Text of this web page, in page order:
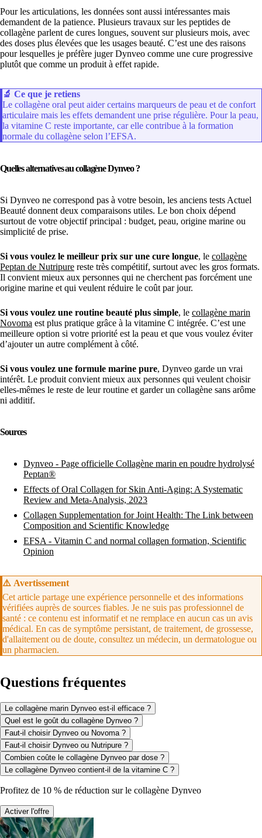
Pour les articulations, les données sont aussi intéressantes mais
demandent de la patience. Plusieurs travaux sur les peptides de
collagène parlent de cures longues, souvent sur plusieurs mois, avec
des doses plus élevées que les usages beauté. C’est une des raisons
pour lesquelles je préfère juger Dynveo comme une cure progressive
plutôt que comme un produit à effet rapide.
🔬 Ce que je retiens
Le collagène oral peut aider certains marqueurs de peau et de confort
articulaire mais les effets demandent une prise régulière. Pour la peau,
la vitamine C reste importante, car elle contribue à la formation
normale du collagène selon l’EFSA.
Quelles alternatives au collagène Dynveo ?
Si Dynveo ne correspond pas à votre besoin, les anciens tests Actuel
Beauté donnent deux comparaisons utiles. Le bon choix dépend
surtout de votre objectif principal : budget, peau, origine marine ou
simplicité de prise.
Si vous voulez le meilleur prix sur une cure longue, le collagène
Peptan de Nutripure reste très compétitif, surtout avec les gros formats.
Il convient mieux aux personnes qui ne cherchent pas forcément une
origine marine et qui veulent réduire le coût par jour.
Si vous voulez une routine beauté plus simple, le collagène marin
Novoma est plus pratique grâce à la vitamine C intégrée. C’est une
meilleure option si votre priorité est la peau et que vous voulez éviter
d’ajouter un autre complément à côté.
Si vous voulez une formule marine pure, Dynveo garde un vrai
intérêt. Le produit convient mieux aux personnes qui veulent choisir
elles-mêmes le reste de leur routine et garder un collagène sans arôme
ni additif.
Sources
Dynveo - Page officielle Collagène marin en poudre hydrolysé
Peptan®
Effects of Oral Collagen for Skin Anti-Aging: A Systematic
Review and Meta-Analysis, 2023
Collagen Supplementation for Joint Health: The Link between
Composition and Scientific Knowledge
EFSA - Vitamin C and normal collagen formation, Scientific
Opinion
⚠️ Avertissement
Cet article partage une expérience personnelle et des informations
vérifiées auprès de sources fiables. Je ne suis pas professionnel de
santé : ce contenu est informatif et ne remplace en aucun cas un avis
médical. En cas de symptôme persistant, de traitement, de grossesse,
d'allaitement ou de doute, consultez un médecin, un dermatologue ou
un pharmacien.
Questions fréquentes
Le collagène marin Dynveo est-il efficace ?
Quel est le goût du collagène Dynveo ?
Faut-il choisir Dynveo ou Novoma ?
Faut-il choisir Dynveo ou Nutripure ?
Combien coûte le collagène Dynveo par dose ?
Le collagène Dynveo contient-il de la vitamine C ?
Profitez de 10 % de réduction sur le collagène Dynveo
Activer l'offre